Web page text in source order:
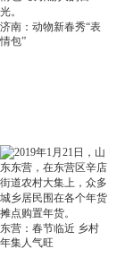
济南：动物新春秀“表
情包”
东营：春节临近 乡村
年集人气旺